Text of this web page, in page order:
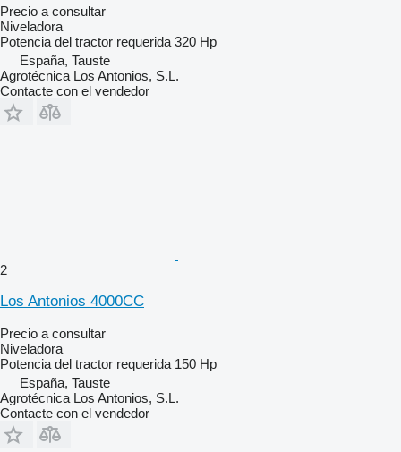
Precio a consultar
Niveladora
Potencia del tractor requerida 320 Hp
España, Tauste
Agrotécnica Los Antonios, S.L.
Contacte con el vendedor
2
Los Antonios 4000CC
Precio a consultar
Niveladora
Potencia del tractor requerida 150 Hp
España, Tauste
Agrotécnica Los Antonios, S.L.
Contacte con el vendedor